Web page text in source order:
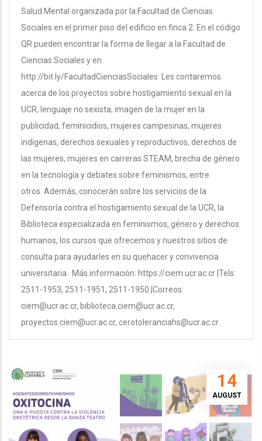
Salud Mental organizada por la Facultad de Ciencias
Sociales en el primer piso del edificio en finca 2. En el código
QR pueden encontrar la forma de llegar a la Facultad de
Ciencias Sociales y en
http://bit.ly/FacultadCienciasSociales Les contaremos
acerca de los proyectos sobre hostigamiento sexual en la
UCR, lenguaje no sexista, imagen de la mujer en la
publicidad, feminicidios, mujeres campesinas, mujeres
indígenas, derechos sexuales y reproductivos, derechos de
las mujeres, mujeres en carreras STEAM, brecha de género
en la tecnología y debates sobre feminismos, entre
otros. Además, conocerán sobre los servicios de la
Defensoría contra el hostigamiento sexual de la UCR, la
Biblioteca especializada en feminismos, género y derechos
humanos, los cursos que ofrecemos y nuestros sitios de
consulta para ayudarles en su quehacer y convivencia
universitaria. Más información: https://ciem.ucr.ac.cr |Tels:
2511-1953, 2511-1951, 2511-1950 |Correos:
ciem@ucr.ac.cr, biblioteca.ciem@ucr.ac.cr,
proyectos.ciem@ucr.ac.cr, cerotoleranciahs@ucr.ac.cr
14
AUGUST